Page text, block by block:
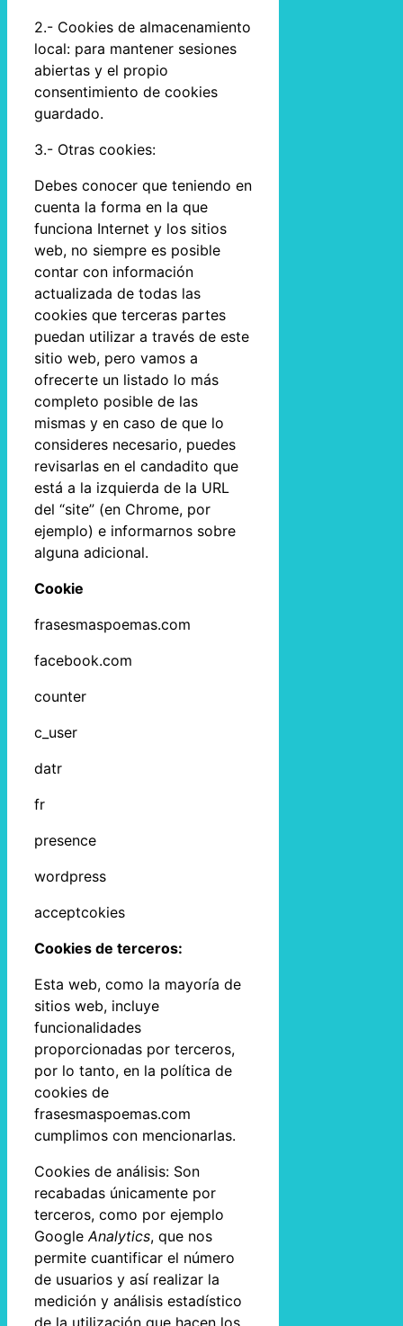
2.- Cookies de almacenamiento
local: para mantener sesiones
abiertas y el propio
consentimiento de cookies
guardado.
3.- Otras cookies:
Debes conocer que teniendo en
cuenta la forma en la que
funciona Internet y los sitios
web, no siempre es posible
contar con información
actualizada de todas las
cookies que terceras partes
puedan utilizar a través de este
sitio web, pero vamos a
ofrecerte un listado lo más
completo posible de las
mismas y en caso de que lo
consideres necesario, puedes
revisarlas en el candadito que
está a la izquierda de la URL
del “site” (en Chrome, por
ejemplo) e informarnos sobre
alguna adicional.
Cookie
frasesmaspoemas.com
facebook.com
counter
c_user
datr
fr
presence
wordpress
acceptcokies
Cookies de terceros:
Esta web, como la mayoría de
sitios web, incluye
funcionalidades
proporcionadas por terceros,
por lo tanto, en la política de
cookies de
frasesmaspoemas.com
cumplimos con mencionarlas.
Cookies de análisis: Son
recabadas únicamente por
terceros, como por ejemplo
Google Analytics, que nos
permite cuantificar el número
de usuarios y así realizar la
medición y análisis estadístico
de la utilización que hacen los